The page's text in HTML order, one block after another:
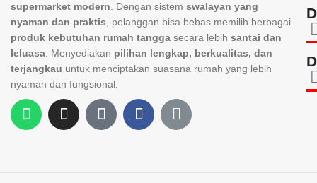
supermarket modern. Dengan sistem swalayan yang
nyaman dan praktis, pelanggan bisa bebas memilih berbagai
produk kebutuhan rumah tangga secara lebih santai dan
leluasa. Menyediakan pilihan lengkap, berkualitas, dan
terjangkau untuk menciptakan suasana rumah yang lebih
nyaman dan fungsional.